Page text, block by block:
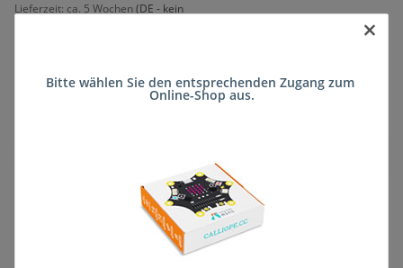
Lieferzeit: ca. 5 Wochen(DE - kein
Frage zum Artikel
×
Bitte wählen Sie den entsprechenden Zugang zum
Online-Shop aus.